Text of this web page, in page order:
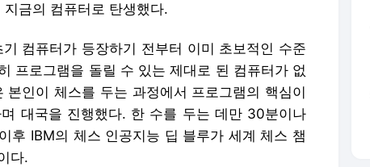
금의 컴퓨터로 탄생했다.
컴퓨터가 등장하기 전부터 이미 초보적인 수준
프로그램을 돌릴 수 있는 제대로 된 컴퓨터가 없
인이 체스를 두는 과정에서 프로그램의 핵심이
대국을 진행했다. 한 수를 두는 데만 30분이나
후 IBM의 체스 인공지능 딥 블루가 세계 체스 챔
다.